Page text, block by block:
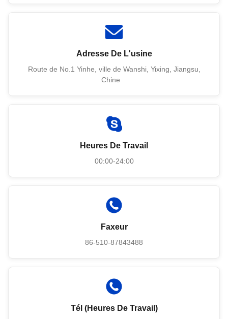
Adresse De L'usine
Route de No.1 Yinhe, ville de Wanshi, Yixing, Jiangsu,
Chine
Heures De Travail
00:00-24:00
Faxeur
86-510-87843488
Tél (Heures De Travail)